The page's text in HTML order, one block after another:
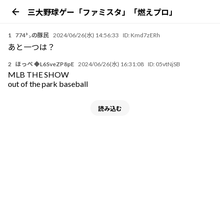
三大野球ゲー「ファミスタ」「燃えプロ」
1 774㌧の豚民 2024/06/26(水) 14:56:33 ID: Kmd7zERh
あと一つは？
2 ほっぺ ◆L6SveZP8pE 2024/06/26(水) 16:31:08 ID: 05vtNjSB
MLB THE SHOW
out of the park baseball
読み込む